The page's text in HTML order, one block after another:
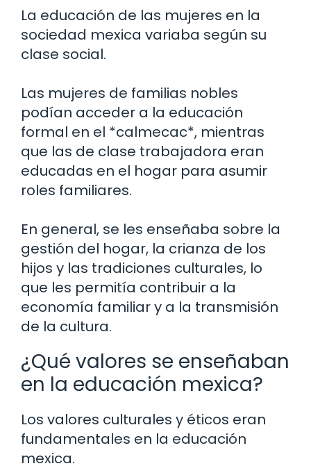
La educación de las mujeres en la
sociedad mexica variaba según su
clase social.
Las mujeres de familias nobles
podían acceder a la educación
formal en el *calmecac*, mientras
que las de clase trabajadora eran
educadas en el hogar para asumir
roles familiares.
En general, se les enseñaba sobre la
gestión del hogar, la crianza de los
hijos y las tradiciones culturales, lo
que les permitía contribuir a la
economía familiar y a la transmisión
de la cultura.
¿Qué valores se enseñaban
en la educación mexica?
Los valores culturales y éticos eran
fundamentales en la educación
mexica.